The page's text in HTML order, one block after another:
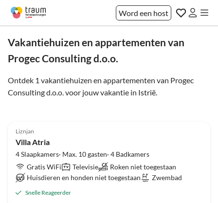
Word een host
Vakantiehuizen en appartementen van
Progec Consulting d.o.o.
Ontdek 1 vakantiehuizen en appartementen van Progec
Consulting d.o.o. voor jouw vakantie in Istrië.
Liznjan
Villa Atria
4 Slaapkamers· Max. 10 gasten· 4 Badkamers
Gratis WiFi
Televisie
Roken niet toegestaan
Huisdieren en honden niet toegestaan
Zwembad
Snelle Reageerder